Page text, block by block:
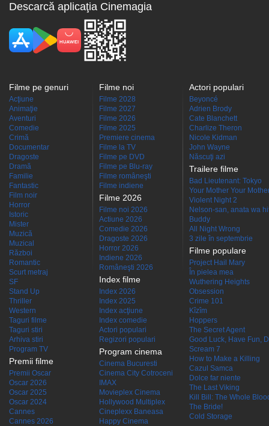
Descarcă aplicaţia Cinemagia
Filme pe genuri
Acţiune
Animaţie
Aventuri
Comedie
Crimă
Documentar
Dragoste
Dramă
Familie
Fantastic
Film noir
Horror
Istoric
Mister
Muzică
Muzical
Război
Romantic
Scurt metraj
SF
Stand Up
Thriller
Western
Taguri filme
Taguri stiri
Arhiva stiri
Program TV
Premii filme
Premii Oscar
Oscar 2026
Oscar 2025
Oscar 2024
Cannes
Cannes 2026
Filme noi
Filme 2028
Filme 2027
Filme 2026
Filme 2025
Premiere cinema
Filme la TV
Filme pe DVD
Filme pe Blu-ray
Filme româneşti
Filme indiene
Filme 2026
Filme noi 2026
Actiune 2026
Comedie 2026
Dragoste 2026
Horror 2026
Indiene 2026
Româneşti 2026
Index filme
Index 2026
Index 2025
Index acţiune
Index comedie
Actori populari
Regizori populari
Program cinema
Cinema Bucuresti
Cinema City Cotroceni
IMAX
Movieplex Cinema
Hollywood Multiplex
Cineplexx Baneasa
Happy Cinema
Actori populari
Beyoncé
Adrien Brody
Cate Blanchett
Charlize Theron
Nicole Kidman
John Wayne
Născuţi azi
Trailere filme
Bad Lieutenant: Tokyo
Your Mother Your
Violent Night 2
Nelson-san, anata wa
Buddy
All Night Wrong
3 zile în septembrie
Filme populare
Project Hail Mary
În pielea mea
Wuthering Heights
Obsession
Crime 101
Kîzîm
Hoppers
The Secret Agent
Good Luck, Have Fun,
Scream 7
How to Make a Killing
Cazul Samca
Dolce far niente
The Last Viking
Kill Bill: The Whole
The Bride!
Cold Storage